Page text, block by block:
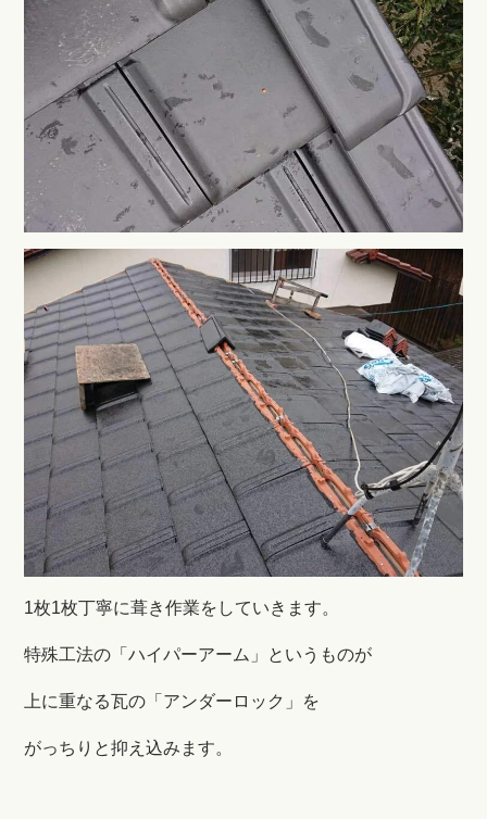
1枚1枚丁寧に葺き作業をしていきます。
特殊工法の「ハイパーアーム」というものが
上に重なる瓦の「アンダーロック」を
がっちりと抑え込みます。